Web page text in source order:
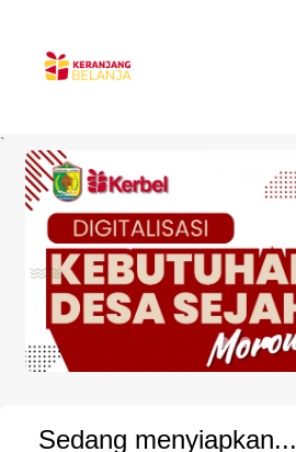
`
Sedang menyiapkan...